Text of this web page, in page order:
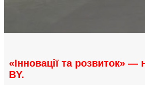
«Інновації та розвиток» —
BY.